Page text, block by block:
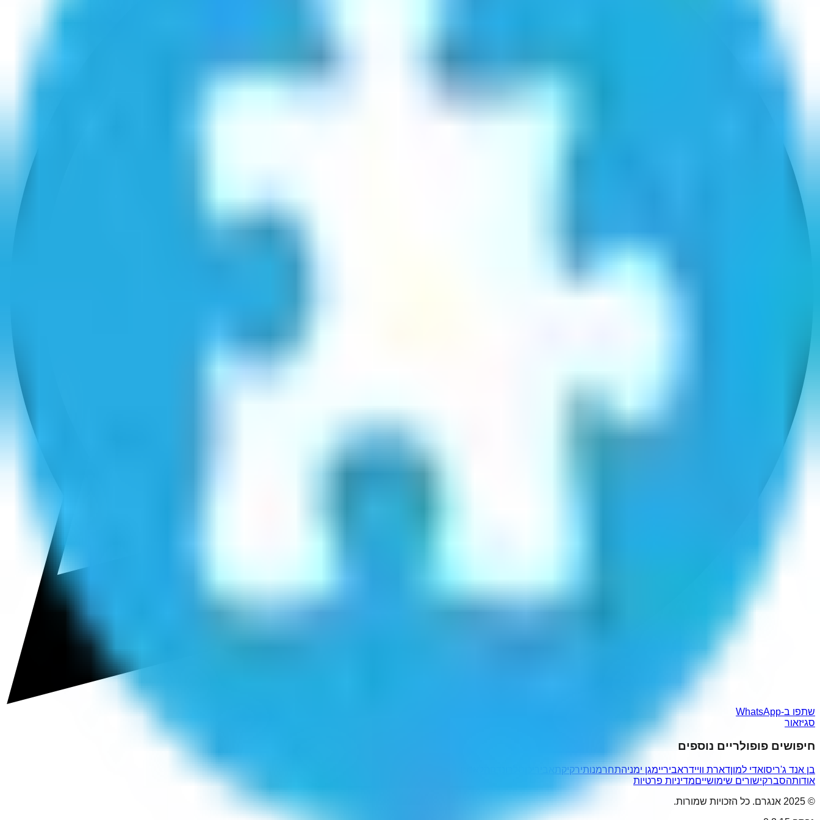
שתפו ב-WhatsApp
סגיזאור
חיפושים פופולריים נוספים
בן אנד ג'ריסואדי למוןדארת וויידראביריימגן ימניהתחרמנותירקיקת
אודותהסברקישורים שימושייםמדיניות פרטיות
© 2025 אנגרם. כל הזכויות שמורות.